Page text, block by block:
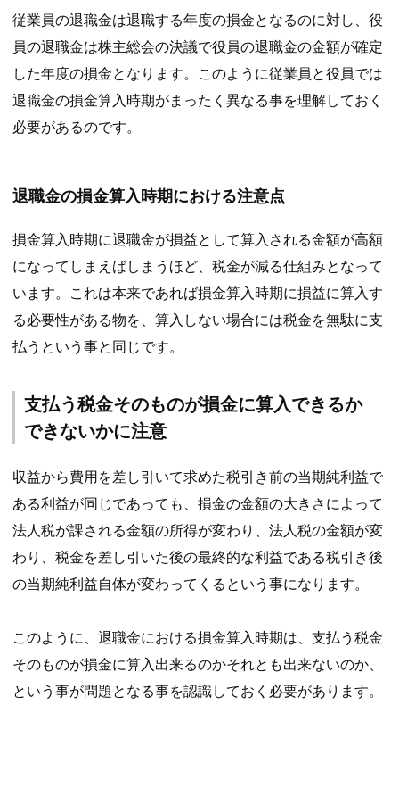
従業員の退職金は退職する年度の損金となるのに対し、役
員の退職金は株主総会の決議で役員の退職金の金額が確定
した年度の損金となります。このように従業員と役員では
退職金の損金算入時期がまったく異なる事を理解しておく
必要があるのです。
退職金の損金算入時期における注意点
損金算入時期に退職金が損益として算入される金額が高額
になってしまえばしまうほど、税金が減る仕組みとなって
います。これは本来であれば損金算入時期に損益に算入す
る必要性がある物を、算入しない場合には税金を無駄に支
払うという事と同じです。
支払う税金そのものが損金に算入できるか
できないかに注意
収益から費用を差し引いて求めた税引き前の当期純利益で
ある利益が同じであっても、損金の金額の大きさによって
法人税が課される金額の所得が変わり、法人税の金額が変
わり、税金を差し引いた後の最終的な利益である税引き後
の当期純利益自体が変わってくるという事になります。
このように、退職金における損金算入時期は、支払う税金
そのものが損金に算入出来るのかそれとも出来ないのか、
という事が問題となる事を認識しておく必要があります。